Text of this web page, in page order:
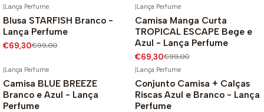
-30%
Lança Perfume
Blusa STARFISH Branco -
Lança Perfume
€69,30€99,00
-30%
Lança Perfume
Camisa Manga Curta
TROPICAL ESCAPE Bege e
Azul - Lança Perfume
€69,30€99,00
-30%
|Lança Perfume
Camisa BLUE BREEZE
Branco e Azul - Lança
Perfume
-30%
|Lança Perfume
Conjunto Camisa + Calças
Riscas Azul e Branco - Lança
Perfume